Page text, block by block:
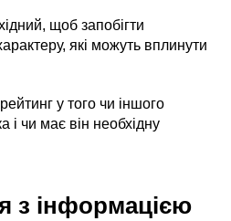
щоб запобігти
які можуть вплинути
у того чи іншого
і чи має він необхідну
з інформацією